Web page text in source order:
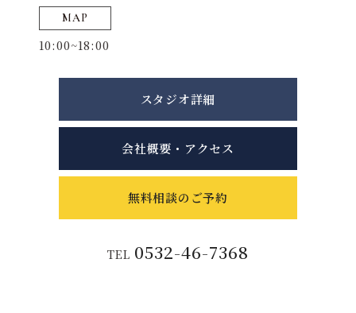
MAP
10:00~18:00
スタジオ詳細
会社概要・アクセス
無料相談のご予約
TEL 0532-46-7368